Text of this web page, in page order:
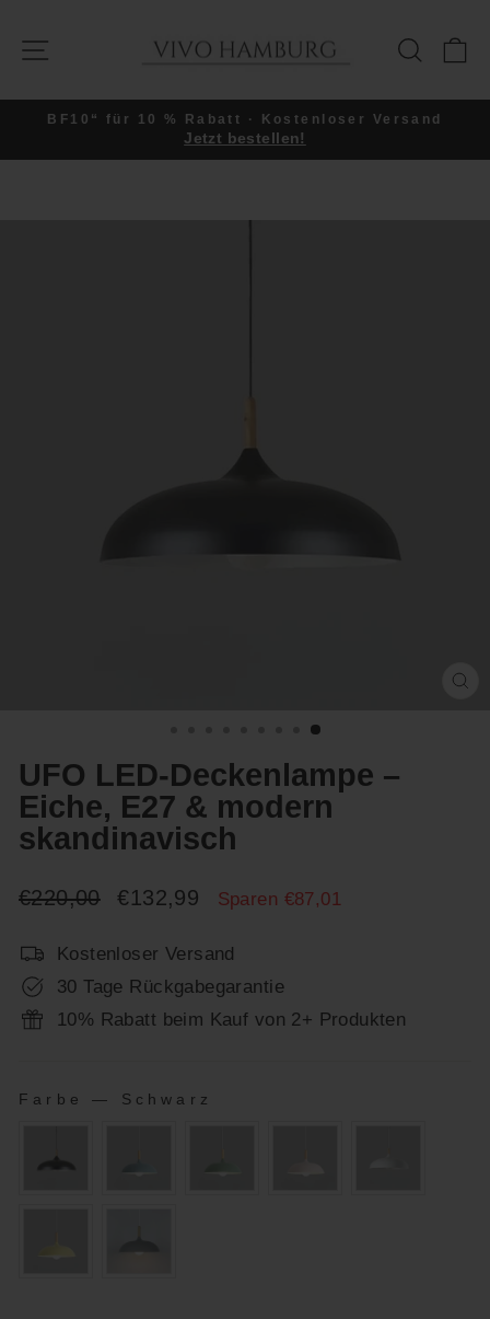
zum
Inhalt
SEITENNAVIGATION SUCHE
Pause
BF10“ für 10 % Rabatt · Kostenloser Versand
Jetzt bestellen!
UFO LED-Deckenlampe –
Eiche, E27 & modern
skandinavisch
Normaler
€220,00 Sonderpreis
€132,99 Sparen €87,01
Kostenloser Versand
30 Tage Rückgabegarantie
10% Rabatt beim Kauf von 2+ Produkten
Farbe — Schwarz